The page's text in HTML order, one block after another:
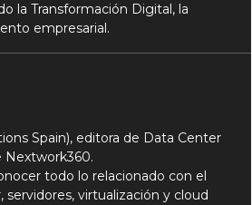
la Transformación Digital, la
empresarial.
Spain), editora de Data Center
Nextwork360.
todo lo relacionado con el
virtualización y cloud